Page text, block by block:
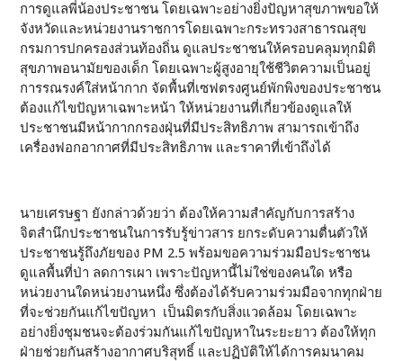
การดูแลพี่น้องประชาชน โดยเฉพาะอย่างยิ่งปัญหาสุขภาพขอให้
จังหวัดและหน่วยงานราชการโดยเฉพาะกระทรวงสาธารณสุข
กรมการปกครองส่วนท้องถิ่น ดูแลประชาชนให้ครอบคลุมทุกมิติ
สุขภาพอนามัยของเด็ก โดยเฉพาะผู้สูงอายุใช้ชีวิตความเป็นอยู่
การรณรงค์ใส่หน้ากาก จัดพื้นที่เซฟตรงศูนย์พักพิงของประชาชน
ต้องแก้ไขปัญหาเฉพาะหน้า ให้หน่วยงานที่เกี่ยวข้องดูแลให้
ประชาชนมีหน้ากากกรองฝุ่นที่มีประสิทธิภาพ สามารถเข้าถึง
เครื่องฟอกอากาศที่มีประสิทธิภาพ และราคาที่เข้าถึงได้
นายเศรษฐา ยังกล่าวด้วยว่า ต้องให้ความสำคัญกับการสร้าง
จิตสำนึกประชาชนในการรับรู้ข่าวสาร ยกระดับความตื่นตัวให้
ประชาชนรู้ถึงภัยของ PM 2.5 พร้อมขอความร่วมมือประชาชน
ดูแลพื้นที่ป่า ลดการเผา เพราะปัญหานี้ไม่ใช่ของคนใด หรือ
หน่วยงานใดหน่วยงานหนึ่ง ซึ่งต้องได้รับความร่วมมือจากทุกฝ่าย
ที่จะช่วยกันแก้ไขปัญหา เป็นมิตรกับสิ่งแวดล้อม โดยเฉพาะ
อย่างยิ่งชุมชนจะต้องร่วมกันแก้ไขปัญหาในระยะยาว ต้องให้ทุก
ฝ่ายช่วยกันสร้างอากาศบริสุทธิ์ และปฏิบัติให้ได้การคมนาคม